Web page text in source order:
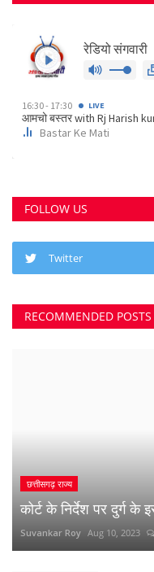
FOLLOW US
Twitter
RECOMMENDED POSTS
छत्तीसगढ़ राज्य
कोर्ट के निर्देश पर दुर्ग
Suvankar Roy Aug 10, 2023